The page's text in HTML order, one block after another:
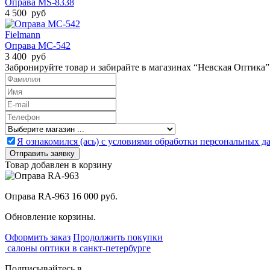
Оправа MS-8338
4 500 руб
Fielmann
Оправа MC-542
3 400 руб
Забронируйте товар и забирайте в магазинах “Невская Оптика”
Я ознакомился (ась) с условиями обработки персональных
Товар добавлен в корзину
Оправа RA-963 16 000 руб.
Обновление корзины.
Оформить заказ Продолжить покупки
салоны оптики в санкт-петербурге